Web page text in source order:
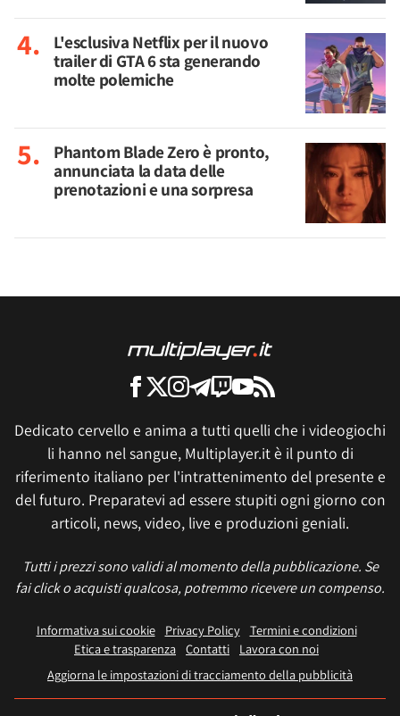
L'esclusiva Netflix per il nuovo
trailer di GTA 6 sta generando
molte polemiche
Phantom Blade Zero è pronto,
annunciata la data delle
prenotazioni e una sorpresa
Dedicato cervello e anima a tutti quelli che i videogiochi
li hanno nel sangue, Multiplayer.it è il punto di
riferimento italiano per l'intrattenimento del presente e
del futuro. Preparatevi ad essere stupiti ogni giorno con
articoli, news, video, live e produzioni geniali.
Tutti i prezzi sono validi al momento della pubblicazione. Se
fai click o acquisti qualcosa, potremmo ricevere un compenso.
Informativa sui cookie Privacy Policy
Termini e condizioni
Etica e trasparenza Contatti
Lavora con noi
Aggiorna le impostazioni di tracciamento della pubblicità